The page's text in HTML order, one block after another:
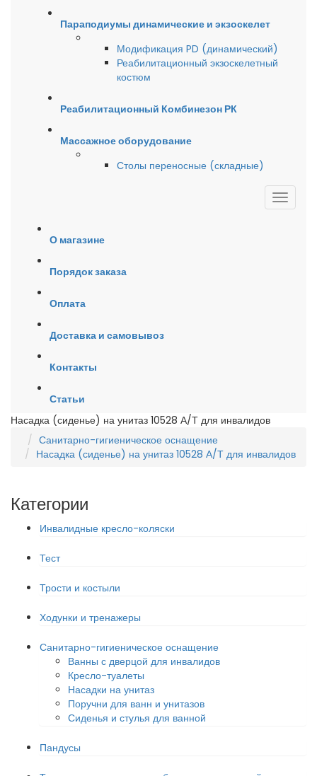
Параподиумы динамические и экзоскелет
Модификация PD (динамический)
Реабилитационный экзоскелетный
костюм
Реабилитационный Комбинезон РК
Массажное оборудование
Столы переносные (складные)
О магазине
Порядок заказа
Оплата
Доставка и самовывоз
Контакты
Статьи
Насадка (сиденье) на унитаз 10528 А/Т для инвалидов
Санитарно-гигиеническое оснащение
Насадка (сиденье) на унитаз 10528 А/Т для инвалидов
Категории
Инвалидные кресло-коляски
Тест
Трости и костыли
Ходунки и тренажеры
Санитарно-гигиеническое оснащение
Ванны с дверцой для инвалидов
Кресло-туалеты
Насадки на унитаз
Поручни для ванн и унитазов
Сиденья и стулья для ванной
Пандусы